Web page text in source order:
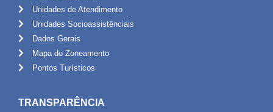
Unidades de Atendimento
Unidades Socioassistênciais
Dados Gerais
Mapa do Zoneamento
Pontos Turísticos
TRANSPARÊNCIA